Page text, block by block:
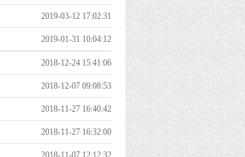
2019-03-12 17:02:31
2019-01-31 10:04:12
2018-12-24 15:41:06
2018-12-07 09:08:53
2018-11-27 16:40:42
2018-11-27 16:32:00
2018-11-07 12:12:32